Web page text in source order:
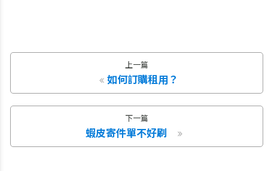
上一篇
如何訂購租用？
下一篇
蝦皮寄件單不好刷